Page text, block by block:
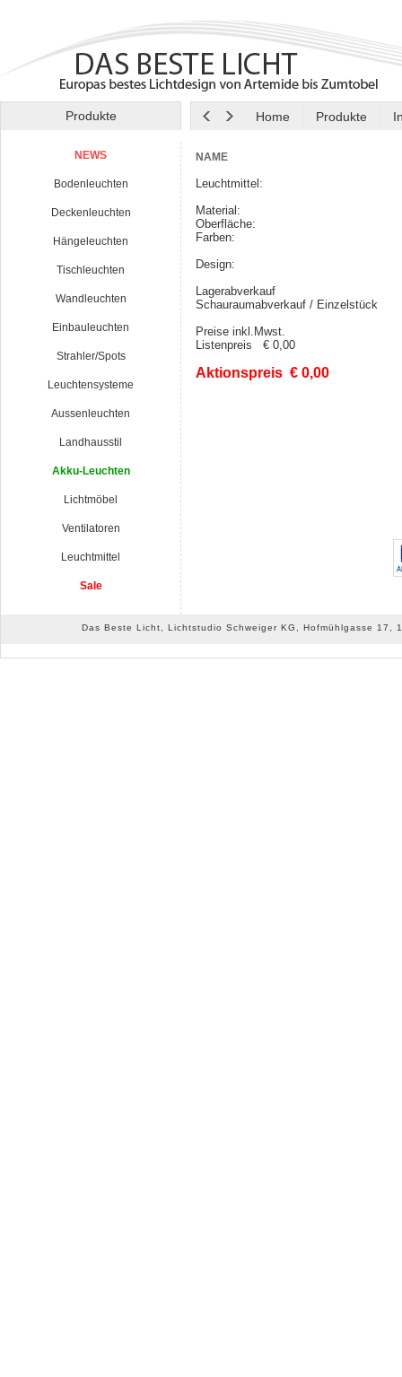
Produkte Home Produkte
NEWS
Bodenleuchten
Deckenleuchten
Hängeleuchten
Tischleuchten
Wandleuchten
Einbauleuchten
Strahler/Spots
Leuchtensysteme
Aussenleuchten
Landhausstil
Akku-Leuchten
Lichtmöbel
Ventilatoren
Leuchtmittel
Sale
NAME
Leuchtmittel:
Material:
Oberfläche:
Farben:
Design:
Lagerabverkauf
Schauraumabverkauf / Einzelstück
Preise inkl.Mwst.
Listenpreis € 0,00
Aktionspreis € 0,00
Das Beste Licht, Lichtstudio Schweiger KG, Hofmühlgasse